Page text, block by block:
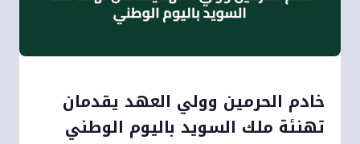
خادم الحرمين وولي العهد يقدمان
تهنئة ملك السويد باليوم الوطني